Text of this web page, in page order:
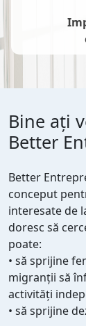
Bine ați
Better
Better
conceput
interesate de
doresc să
poate:
• să sprijine
migranții să
activități
• să sprijine